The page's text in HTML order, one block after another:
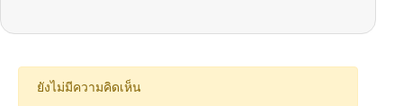
ยังไม่มีความคิดเห็น